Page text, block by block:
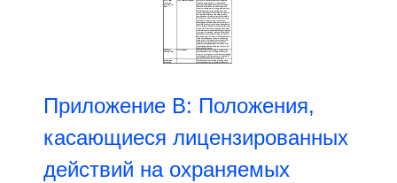
Приложение B: Положения,
касающиеся лицензированных
действий на охраняемых